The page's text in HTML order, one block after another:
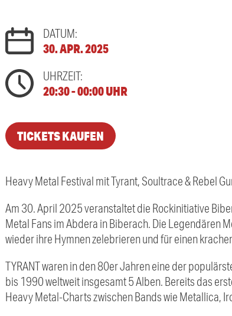
DATUM:
30. APR. 2025
UHRZEIT:
20:30 - 00:00 UHR
TICKETS KAUFEN
Heavy Metal Festival mit Tyrant, Soultrace & Rebel
Am 30. April 2025 veranstaltet die Rockinitiative
Metal Fans im Abdera in Biberach. Die Legendären
wieder ihre Hymnen zelebrieren und für einen
TYRANT waren in den 80er Jahren eine der
bis 1990 weltweit insgesamt 5 Alben. Bereits das
Heavy Metal-Charts zwischen Bands wie Metallica,